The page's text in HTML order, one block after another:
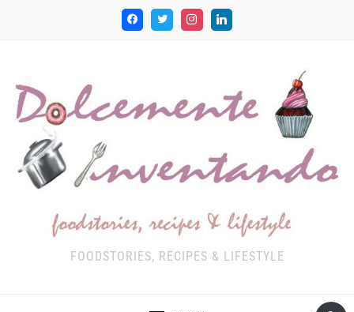
FOODSTORIES, RECIPES & LIFESTYLE